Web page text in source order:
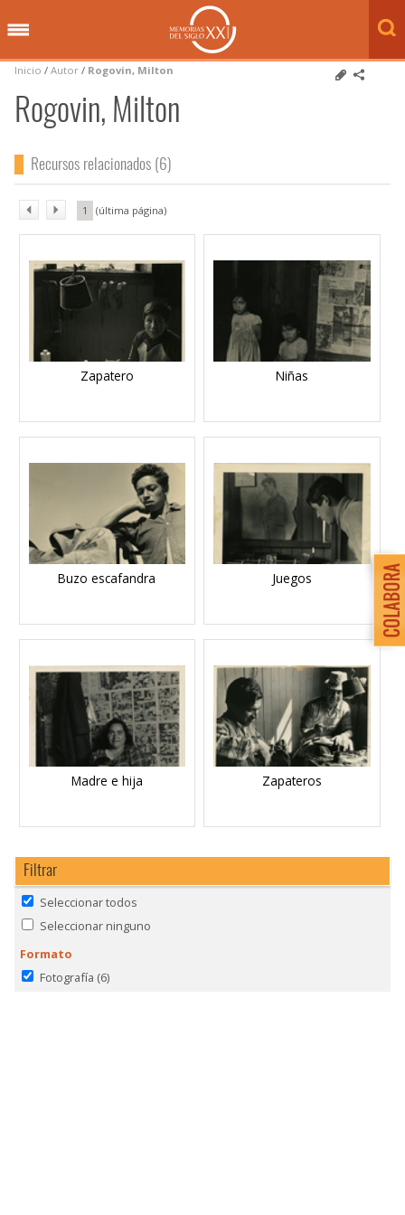
Inicio / Autor / Rogovin, Milton
Rogovin, Milton
Recursos relacionados (6)
Zapatero Niñas
Buzo escafandra Juegos
Madre e hija Zapateros
1
Filtrar
Seleccionar todos
Seleccionar ninguno
Formato
Fotografía (6)